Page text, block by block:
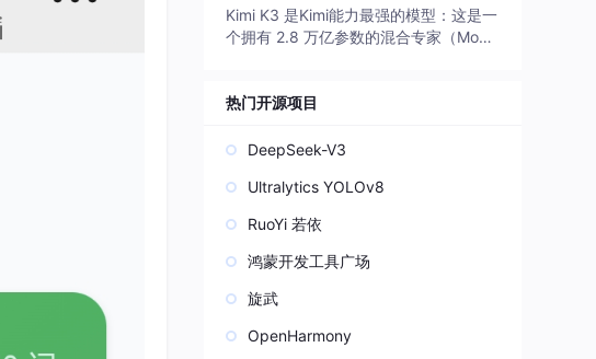
秒的带原生立体声音频的视频。得益于
面向任务泛化的系统设计，H3 在预训练
模态指令。
Kimi K3 是Kimi能力最强的模型：这是一
个拥有 2.8 万亿参数的混合专家（Mo
热门开源项目
DeepSeek-V3
Ultralytics YOLOv8
RuoYi 若依
鸿蒙开发工具广场
旋武
OpenHarmony